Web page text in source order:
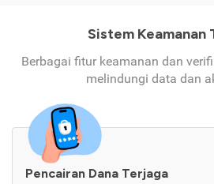
Sistem Keamanan
Berbagai fitur keamanan dan
melindungi data dan
Pencairan Dana Terjaga